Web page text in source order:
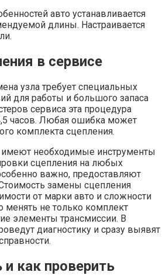
авто устанавливается
длины. Настраивается
в сервисе
узла требует специальных
для работы и большого запаса
сервиса эта процедура
часов. Любая ошибка может
комплекта сцепления.
имеют необходимые инструменты
сцепления на любых
важно, предоставляют
замены сцепления
от марки авто и сложности
менять не только комплект
элементы трансмиссии. В
диагностику и сразу выявят
как проверить